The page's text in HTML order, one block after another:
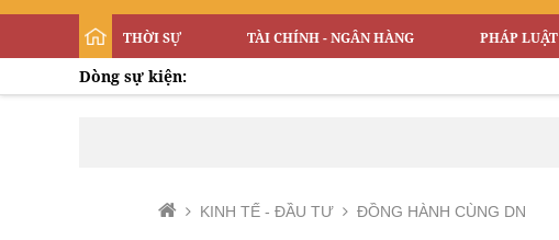
THỜI SỰ TÀI CHÍNH - NGÂN HÀNG PHÁP LUẬT
Dòng sự kiện:
KINH TẾ - ĐẦU TƯ ĐỒNG HÀNH CÙNG DN